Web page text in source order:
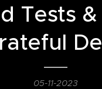
Tests
05-11-2023